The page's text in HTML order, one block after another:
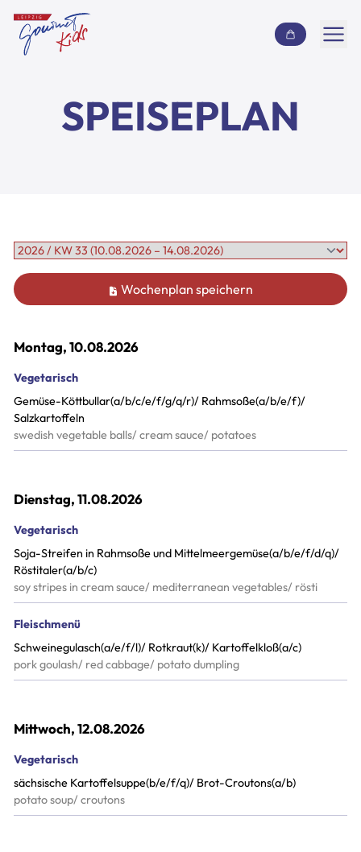
Inhalt überspringen
Häufige Fragen
Jobs
Kontakt
Zum Bestellsystem
Allgemeine Geschäftsbedingungen
Impressum
Datenschutz
SPEISEPLAN
Wochenplan speichern
Montag, 10.08.2026
Vegetarisch
Gemüse-Köttbullar(a/b/c/e/f/g/q/r)/ Rahmsoße(a/b/e/f)/
Salzkartoffeln
swedish vegetable balls/ cream sauce/ potatoes
Dienstag, 11.08.2026
Vegetarisch
Soja-Streifen in Rahmsoße und Mittelmeergemüse(a/b/e/f/d/q)/
Röstitaler(a/b/c)
soy stripes in cream sauce/ mediterranean vegetables/ rösti
Fleischmenü
Schweinegulasch(a/e/f/l)/ Rotkraut(k)/ Kartoffelkloß(a/c)
pork goulash/ red cabbage/ potato dumpling
Mittwoch, 12.08.2026
Vegetarisch
sächsische Kartoffelsuppe(b/e/f/q)/ Brot-Croutons(a/b)
potato soup/ croutons